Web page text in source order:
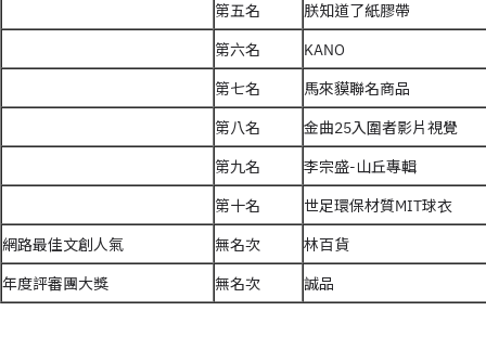
第五名
朕知道了紙膠帶
第六名
KANO
第七名
馬來貘聯名商品
第八名
金曲25入圍者影片視覺
第九名
李宗盛-山丘專輯
第十名
世足環保材質MIT球衣
網路最佳文創人氣
無名次
林百貨
年度評審團大獎
無名次 誠品